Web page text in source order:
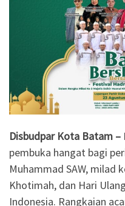
Disbudpar Kota Batam –
pembuka hangat bagi
Muhammad SAW, milad
Khotimah, dan Hari
Indonesia. Rangkaian